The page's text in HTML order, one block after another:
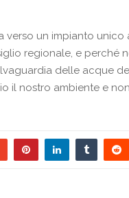
verso un impianto
regionale, e perché
delle acque
il nostro ambiente e